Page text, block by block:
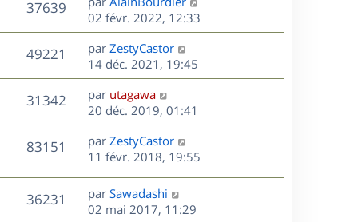
e
s
a
g
e
r
m
e
s
s
a
g
e
i
e
r
m
e
s
s
a
g
e
37639V
u
s
e
r
n
i
e
r
m
e
s
s
a
g
e
02 févr. 2022, 12:33
49221
u
e
D
e
r
n
i
e
r
m
e
s
s
par ZestyCastor
14 déc. 2021, 19:45
31342V
u
D
e
r
n
i
r
m
par utagawa
20 déc. 2019, 01:41
83151
u
D
e
i
par ZestyCastor
11 févr. 2018, 19:55
36231
D
e
par Sawadashi
02 mai 2017, 11:29